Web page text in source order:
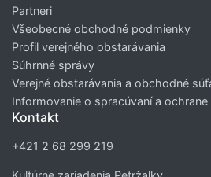
Partneri
Všeobecné obchodné podmienky
Profil verejného obstarávania
Súhrnné správy
Verejné obstarávania a obchodné
Informovanie o spracúvaní a
Kontakt
+421 2 68 299 219